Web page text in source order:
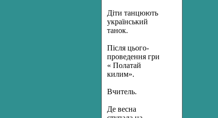
Діти танцюють
український
танок.
Після цього-
проведення гри
« Полатай
килим».
Вчитель.
Де весна